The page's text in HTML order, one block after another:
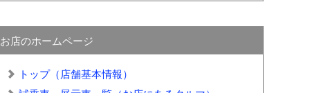
お店のホームページ
トップ（店舗基本情報）